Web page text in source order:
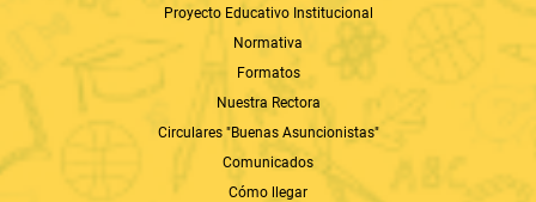
Proyecto Educativo Institucional
Normativa
Formatos
Nuestra Rectora
Circulares "Buenas Asuncionistas"
Comunicados
Cómo llegar